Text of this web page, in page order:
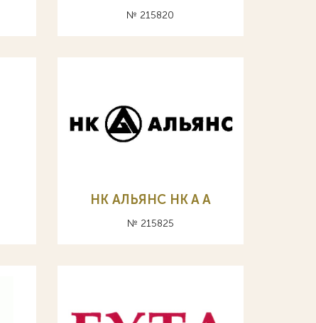
№ 215820
НК АЛЬЯНС HK A А
№ 215825